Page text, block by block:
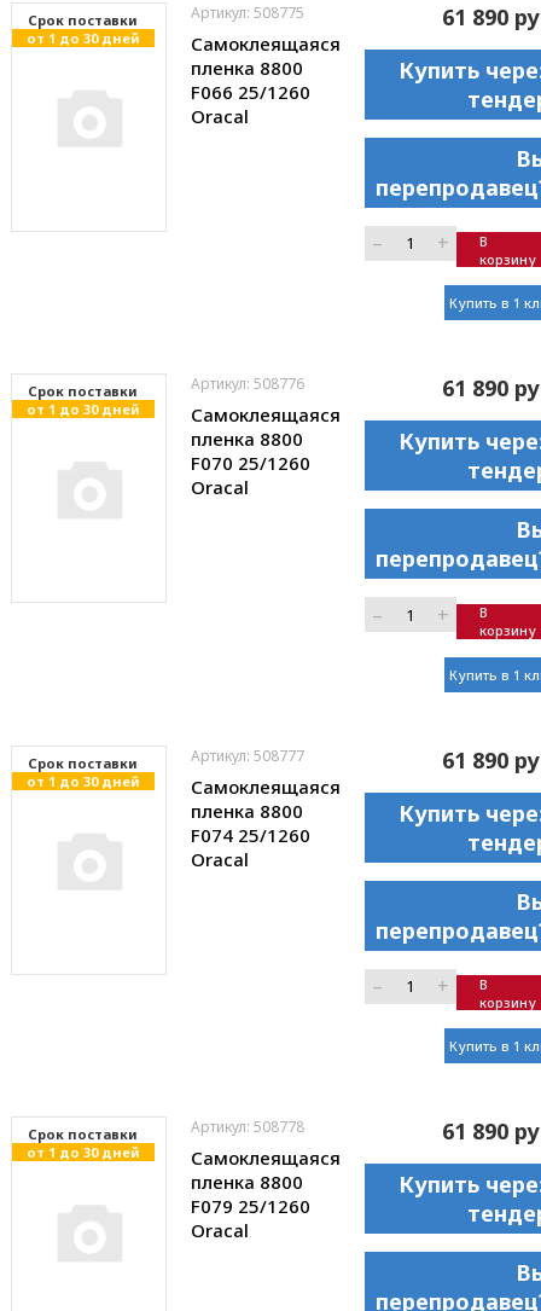
Cрок поставки
от 1 до 30 дней
Артикул: 508775
Самоклеящаяся
пленка 8800
F066 25/1260
Oracal
61 890
Купить
– +
В
корзину
Купить в 1
Cрок поставки
от 1 до 30 дней
Артикул: 508776
Самоклеящаяся
пленка 8800
F070 25/1260
Oracal
61 890
Купить
– +
В
корзину
Купить в 1
Cрок поставки
от 1 до 30 дней
Артикул: 508777
Самоклеящаяся
пленка 8800
F074 25/1260
Oracal
61 890
Купить
– +
В
корзину
Купить в 1
Cрок поставки
от 1 до 30 дней
Артикул: 508778
Самоклеящаяся
пленка 8800
F079 25/1260
Oracal
61 890
Купить